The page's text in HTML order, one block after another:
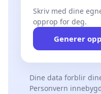
Skriv med dine
opprop for deg.
Generer
Dine data forblir
Personvern